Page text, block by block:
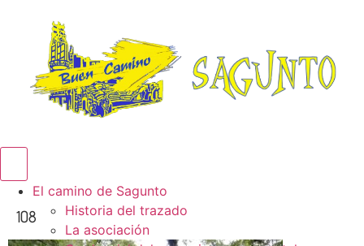
El camino de Sagunto
Historia del trazado
La asociación
108